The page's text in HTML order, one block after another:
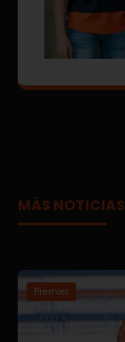
MÁS NOTICIAS
Premier